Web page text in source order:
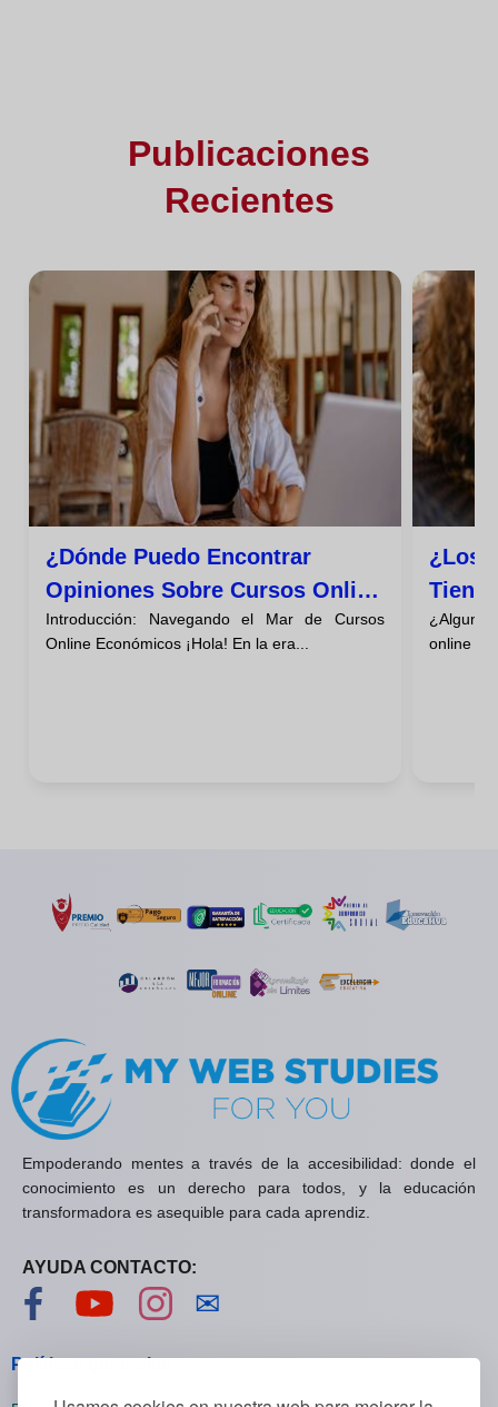
Publicaciones
Recientes
¿dónde Puedo Encontrar
Opiniones Sobre Cursos Online
Baratos?
Introducción: Navegando el Mar de Cursos
Online Económicos ¡Hola! En la era...
¿los
¿Alguna
online
Empoderando mentes a través de la accesibilidad: donde el
conocimiento es un derecho para todos, y la educación
transformadora es asequible para cada aprendiz.
AYUDA CONTACTO:
Visítanos en Facebook
Visítanos en YouTube
Visítanos en Instagram
✉
Políticas generales